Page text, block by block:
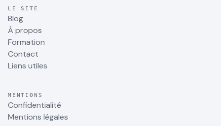
LE SITE
Blog
À propos
Formation
Contact
Liens utiles
MENTIONS
Confidentialité
Mentions légales